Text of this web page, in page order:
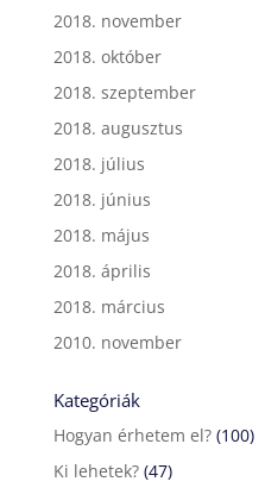
2018. november
2018. október
2018. szeptember
2018. augusztus
2018. július
2018. június
2018. május
2018. április
2018. március
2010. november
Kategóriák
Hogyan érhetem el?(100)
Ki lehetek?(47)